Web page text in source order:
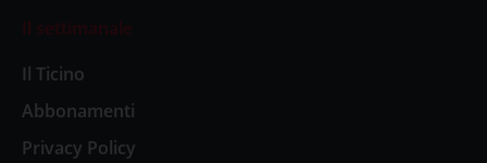
Il settimanale
Il Ticino
Abbonamenti
Privacy Policy